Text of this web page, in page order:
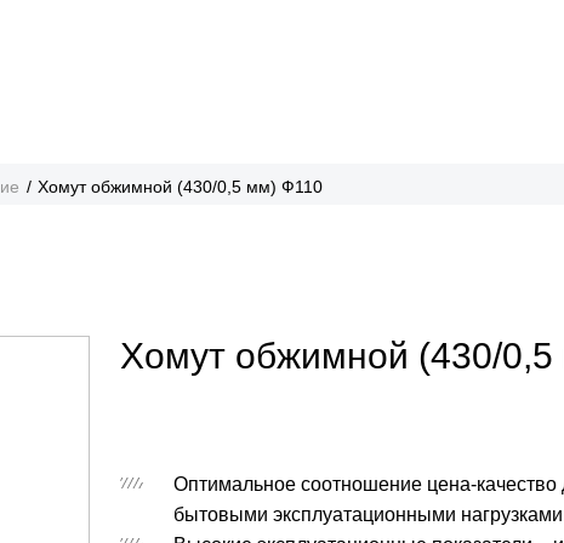
Хомут обжимной (430/0,5 мм) Ф110
Хомут обжимной (430/
Оптимальное соотношение цена-качество
бытовыми эксплуатационными нагрузками